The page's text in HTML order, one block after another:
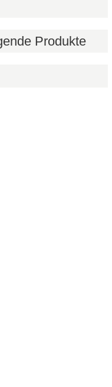
Produkte